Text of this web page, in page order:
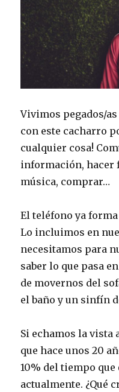
Vivimos pegados/
con este cacharro
cualquier cosa!
información, hacer
música, comprar…
El teléfono ya
Lo incluimos en
necesitamos para
saber lo que pasa
de movernos del
el baño y un sinfín
Si echamos la vista
que hace unos 20
10% del tiempo
actualmente. ¿Qué